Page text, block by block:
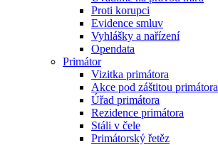
Proti korupci
Evidence smluv
Vyhlášky a nařízení
Opendata
Primátor
Vizitka primátora
Akce pod záštitou primátora
Úřad primátora
Rezidence primátora
Stáli v čele
Primátorský řetěz